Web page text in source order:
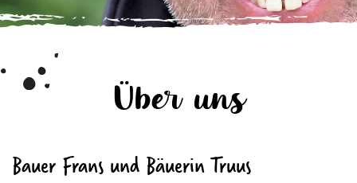
Über uns
Bauer Frans und Bäuerin Truus